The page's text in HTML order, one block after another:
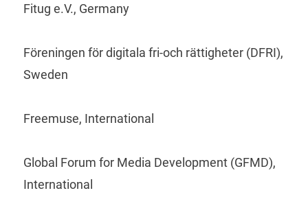
Fitug e.V., Germany
Föreningen för digitala fri-och rättigheter (DFRI),
Sweden
Freemuse, International
Global Forum for Media Development (GFMD),
International